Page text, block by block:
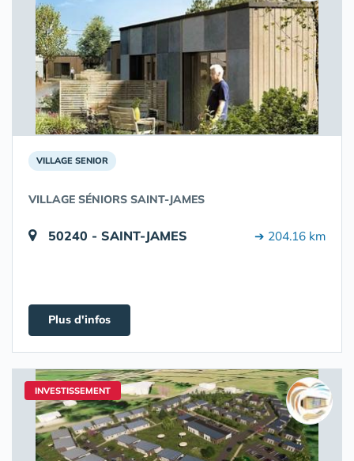
VILLAGE SENIOR
VILLAGE SÉNIORS SAINT-JAMES
50240 - SAINT-JAMES ➔ 204.16 km
Plus d'infos
INVESTISSEMENT